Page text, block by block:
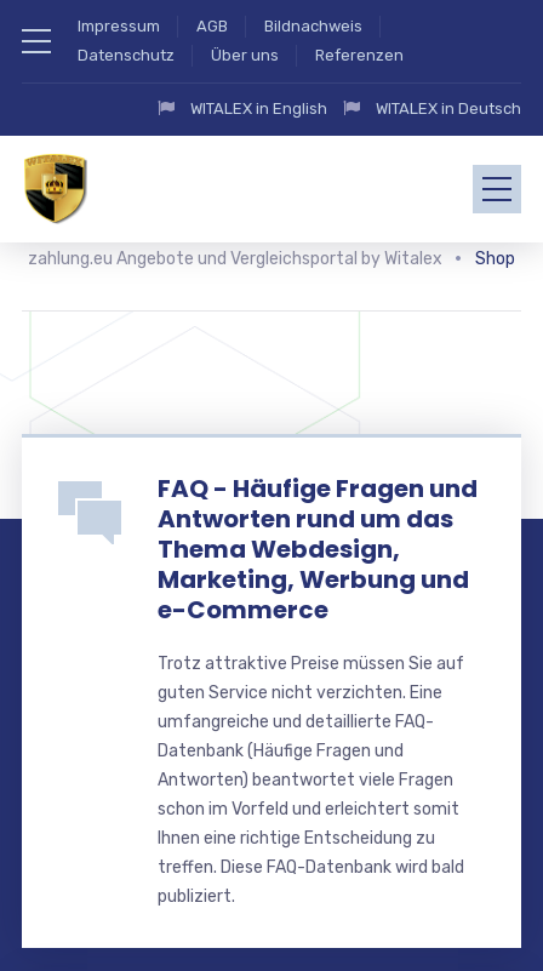
Impressum AGB
Bildnachweis
Datenschutz
Über uns Referenzen
WITALEX in English WITALEX in Deutsch
zahlung.eu Angebote und Vergleichsportal by Witalex Shop
FAQ - Häufige Fragen und
Antworten rund um das
Thema Webdesign,
Marketing, Werbung und
e-Commerce
Trotz attraktive Preise müssen Sie auf
guten Service nicht verzichten. Eine
umfangreiche und detaillierte FAQ-
Datenbank (Häufige Fragen und
Antworten) beantwortet viele Fragen
schon im Vorfeld und erleichtert somit
Ihnen eine richtige Entscheidung zu
treffen. Diese FAQ-Datenbank wird bald
publiziert.